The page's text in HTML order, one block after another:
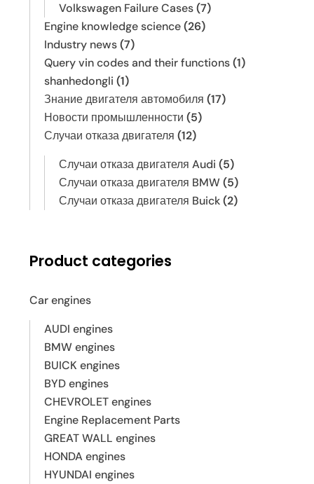
Volkswagen Failure Cases(7)
Engine knowledge science(26)
Industry news(7)
Query vin codes and their functions(1)
shanhedongli (1)
Знание двигателя автомобиля (17)
Новости промышленности (5)
Случаи отказа двигателя (12)
Случаи отказа двигателя Audi (5)
Случаи отказа двигателя BMW(5)
Случаи отказа двигателя Buick(2)
Product categories
Car engines
AUDI engines
BMW engines
BUICK engines
BYD engines
CHEVROLET engines
Engine Replacement Parts
GREAT WALL engines
HONDA engines
HYUNDAI engines